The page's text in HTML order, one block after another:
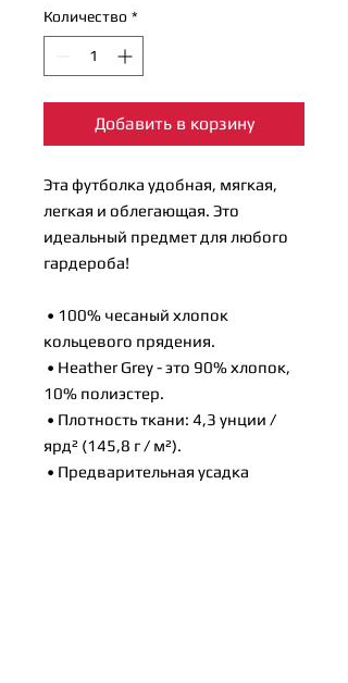
Количество *
Добавить в корзину
Эта футболка удобная, мягкая,
легкая и облегающая. Это
идеальный предмет для любого
гардероба!
кольцевого прядения.
10% полиэстер.
ярд² (145,8 г / м²).
• Предварительная усадка